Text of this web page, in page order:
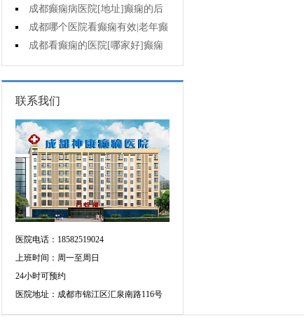
方法治母猪疯很有效?
成都癫痫病医院[地址]癫痫的后
遗症有什么?
成都哪个医院看癫痫有效|老年癫
痫早期的治疗?
成都看癫痫的医院[哪家好]癫痫
对病人的危害?
联系我们
医院电话：18582519024
上班时间：周一至周日
24小时可预约
医院地址：成都市锦江区汇泉南路116号